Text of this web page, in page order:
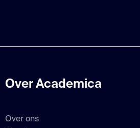
Over Academica
Over ons